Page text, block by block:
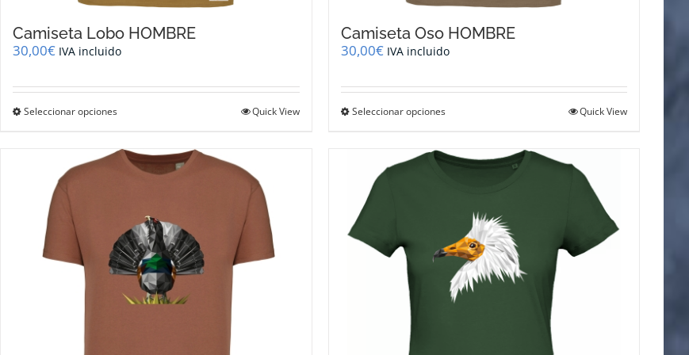
Camiseta Lobo HOMBRE
30,00€ IVA incluido
Seleccionar opciones
múltiples
variantes.
pueden
elegir
en
página
Quick View
Camiseta Oso HOMBRE
30,00€ IVA incluido
Seleccionar opcionesEste
múltiples
opciones
pueden
elegir
en
la
página
Quick View